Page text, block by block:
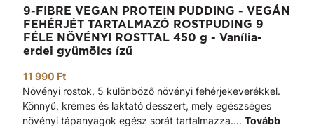
9-FIBRE VEGAN PROTEIN PUDDING - VEGÁN
FEHÉRJÉT TARTALMAZÓ ROSTPUDING 9
FÉLE NÖVÉNYI ROSTTAL 450 g - Vanília-
erdei gyümölcs ízű
11 990 Ft
Növényi rostok, 5 különböző növényi fehérjekeverékkel.
Könnyű, krémes és laktató desszert, mely egészséges
növényi tápanyagok egész sorát tartalmazza.... Tovább